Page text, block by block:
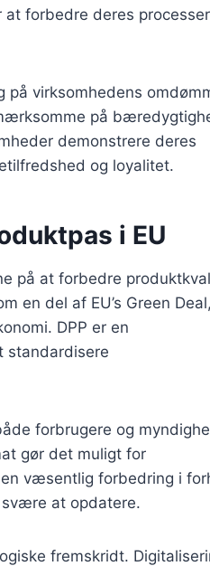
forbedre deres
på virksomhedens
på
demonstrere deres
og loyalitet.
i EU
på at forbedre
en del af EU’s Green Deal,
DPP er en
standardisere
forbrugere og
gør det muligt for
væsentlig forbedring i
at opdatere.
fremskridt.